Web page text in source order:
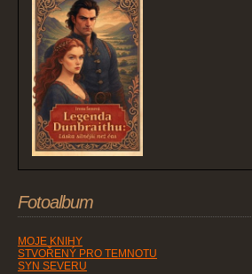
Fotoalbum
MOJE KNIHY
STVOŘENÝ PRO TEMNOTU
SYN SEVERU